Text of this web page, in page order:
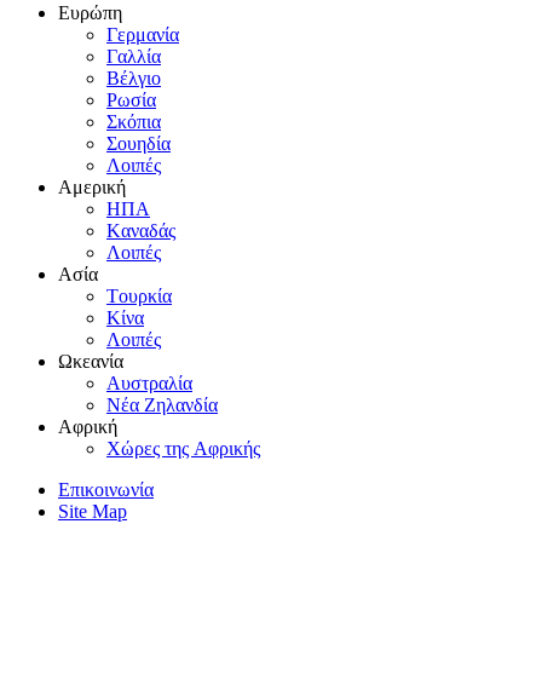
Eυρώπη
Γερμανία
Γαλλία
Bέλγιο
Pωσία
Σκόπια
Σουηδία
Λοιπές
Aμερική
HΠA
Kαναδάς
Λοιπές
Aσία
Tουρκία
Kίνα
Λοιπές
Ωκεανία
Aυστραλία
Nέα Zηλανδία
Aφρική
Xώρες της Aφρικής
Επικοινωνία
Site Map